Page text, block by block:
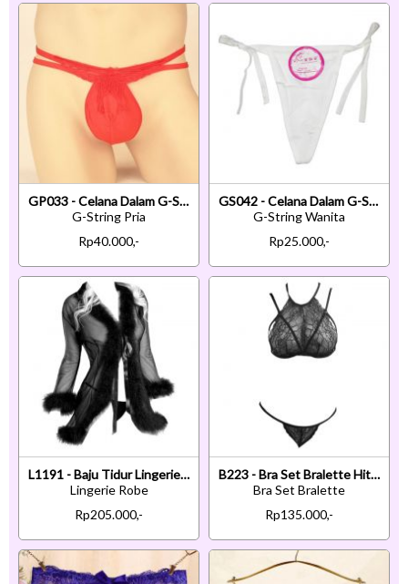
GP033 - Celana Dalam G-String Pria Merah Brokat
G-String Pria
Rp40.000,-
GS042 - Celana Dalam G-String Wanita Putih Ikat Samping
G-String Wanita
Rp25.000,-
L1191 - Baju Tidur Lingerie Robe Kimono Dress Hitam Transparan Lengan Panjang Tepi Bulu
Lingerie Robe
Rp205.000,-
B223 - Bra Set Bralette Hitam Transparan Cup Openable Celana Dalam
Bra Set Bralette
Rp135.000,-